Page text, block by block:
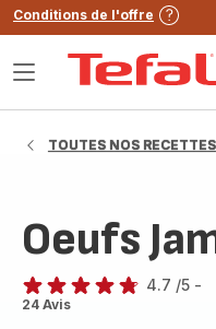
Conditions de l'offre
Ouvrir
TOUTES NOS RECETTES
Oeufs
ratings.4.7
4.7 /5 -
24 Avis